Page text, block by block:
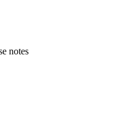
notes